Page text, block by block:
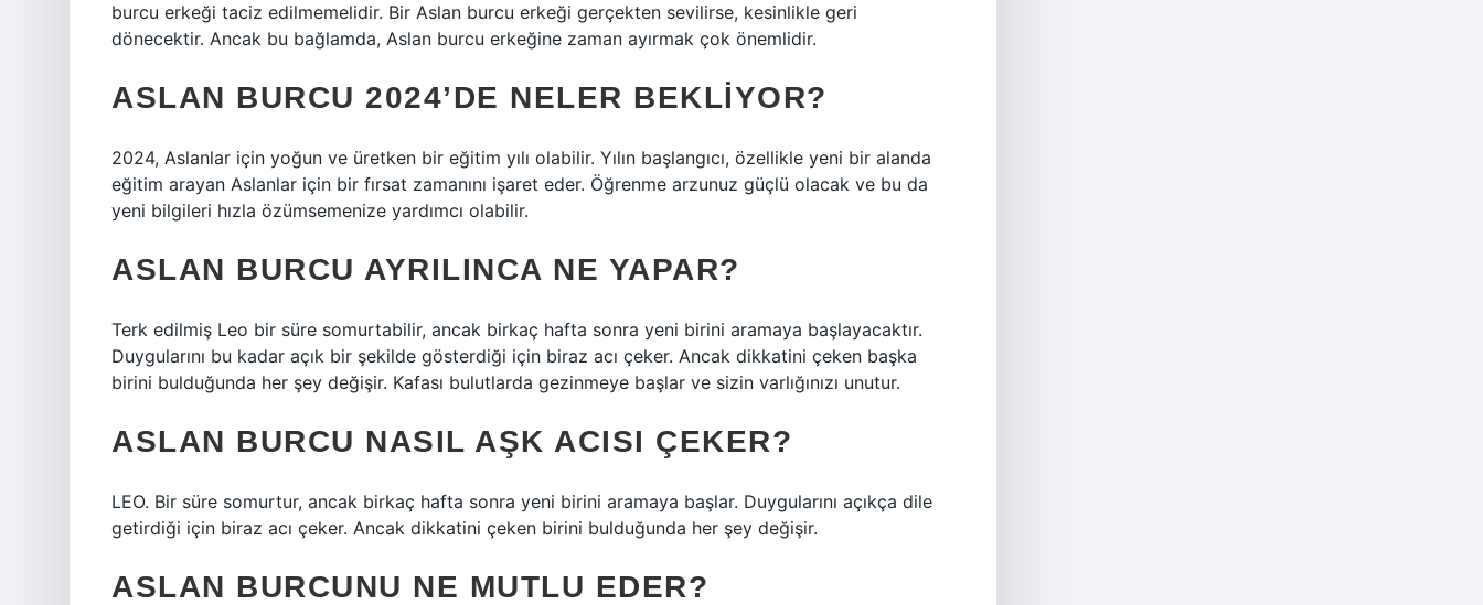
burcu erkeği taciz edilmemelidir. Bir Aslan burcu erkeği gerçekten sevilirse, kesinlikle geri
dönecektir. Ancak bu bağlamda, Aslan burcu erkeğine zaman ayırmak çok önemlidir.
ASLAN BURCU 2024’DE NELER BEKLIYOR?
2024, Aslanlar için yoğun ve üretken bir eğitim yılı olabilir. Yılın başlangıcı, özellikle yeni bir alanda
eğitim arayan Aslanlar için bir fırsat zamanını işaret eder. Öğrenme arzunuz güçlü olacak ve bu da
yeni bilgileri hızla özümsemenize yardımcı olabilir.
ASLAN BURCU AYRILINCA NE YAPAR?
Terk edilmiş Leo bir süre somurtabilir, ancak birkaç hafta sonra yeni birini aramaya başlayacaktır.
Duygularını bu kadar açık bir şekilde gösterdiği için biraz acı çeker. Ancak dikkatini çeken başka
birini bulduğunda her şey değişir. Kafası bulutlarda gezinmeye başlar ve sizin varlığınızı unutur.
ASLAN BURCU NASIL AŞK ACISI ÇEKER?
LEO. Bir süre somurtur, ancak birkaç hafta sonra yeni birini aramaya başlar. Duygularını açıkça dile
getirdiği için biraz acı çeker. Ancak dikkatini çeken birini bulduğunda her şey değişir.
ASLAN BURCUNU NE MUTLU EDER?